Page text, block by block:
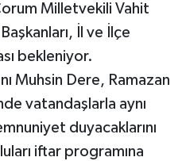
Milletvekili Vahit
İl ve İlçe
bekleniyor.
Muhsin Dere, Ramazan
vatandaşlarla aynı
duyacaklarını
iftar programına